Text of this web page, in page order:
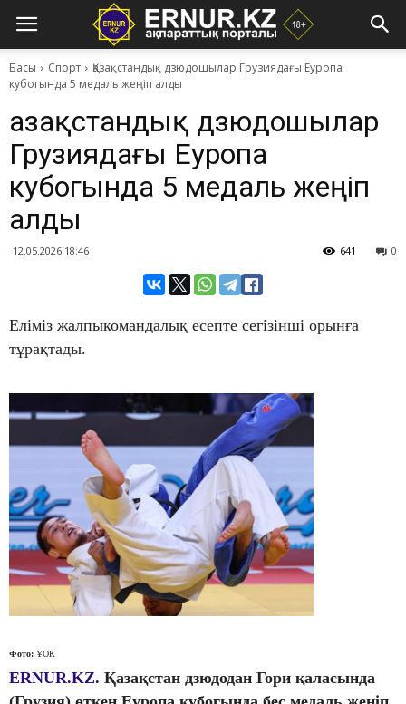
Басы Спорт
Қазақстандық дзюдошылар Грузиядағы Еуропа
кубогында 5 медаль жеңіп алды
Қазақстандық дзюдошылар
Грузиядағы Еуропа
кубогында 5 медаль жеңіп
алды
12.05.2026 18:46 0
641
Еліміз жалпыкомандалық есепте сегізінші орынға
тұрақтады.
Фото: ҰОК
ERNUR.KZ. Қазақстан дзюдодан Гори қаласында